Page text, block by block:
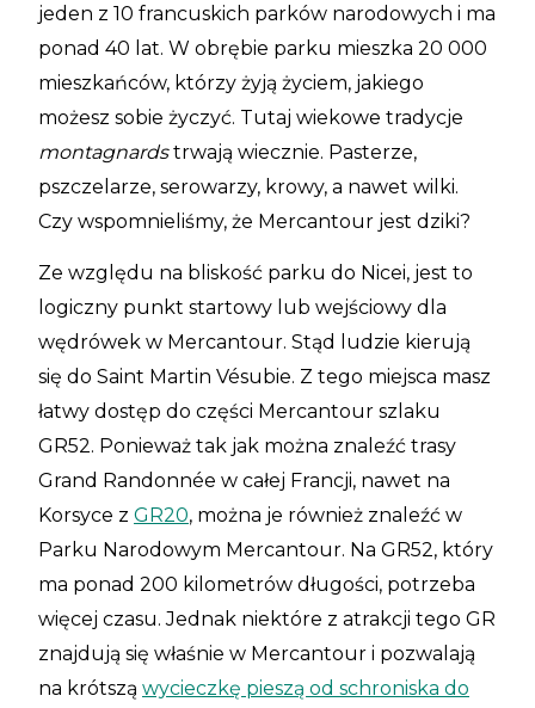
jeden z 10 francuskich parków narodowych i ma
ponad 40 lat. W obrębie parku mieszka 20 000
mieszkańców, którzy żyją życiem, jakiego
możesz sobie życzyć. Tutaj wiekowe tradycje
montagnardstrwają wiecznie. Pasterze,
pszczelarze, serowarzy, krowy, a nawet wilki.
Czy wspomnieliśmy, że Mercantour jest dziki?
Ze względu na bliskość parku do Nicei, jest to
logiczny punkt startowy lub wejściowy dla
wędrówek w Mercantour. Stąd ludzie kierują
się do Saint Martin Vésubie. Z tego miejsca masz
łatwy dostęp do części Mercantour szlaku
GR52. Ponieważ tak jak można znaleźć trasy
Grand Randonnée w całej Francji, nawet na
Korsyce z GR20, można je również znaleźć w
Parku Narodowym Mercantour. Na GR52, który
ma ponad 200 kilometrów długości, potrzeba
więcej czasu. Jednak niektóre z atrakcji tego GR
znajdują się właśnie w Mercantour i pozwalają
na krótszą wycieczkę pieszą od schroniska do